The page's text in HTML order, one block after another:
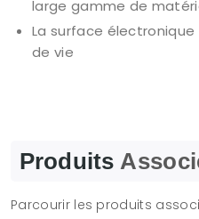
large gamme de
La surface
de vie
Produits
Parcourir les produits